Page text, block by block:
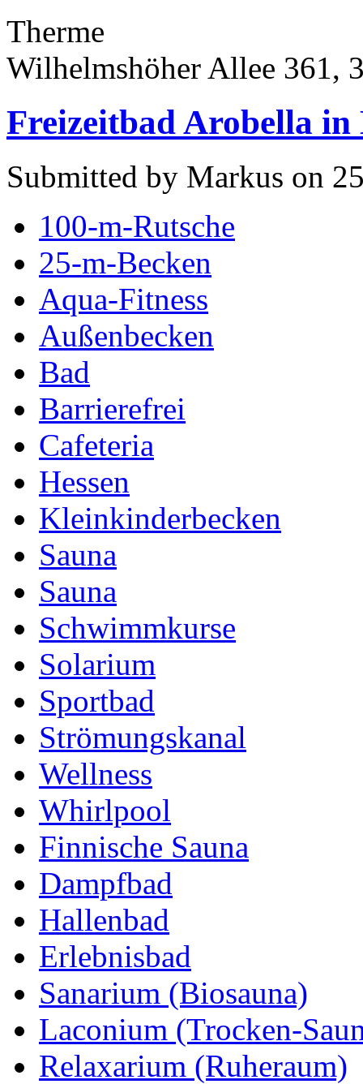
Therme
Wilhelmshöher Allee 361,
Freizeitbad Arobella in
Submitted by Markus on
100-m-Rutsche
25-m-Becken
Aqua-Fitness
Außenbecken
Bad
Barrierefrei
Cafeteria
Hessen
Kleinkinderbecken
Sauna
Sauna
Schwimmkurse
Solarium
Sportbad
Strömungskanal
Wellness
Whirlpool
Finnische Sauna
Dampfbad
Hallenbad
Erlebnisbad
Sanarium (Biosauna)
Laconium (Trocken-
Relaxarium (Ruheraum)